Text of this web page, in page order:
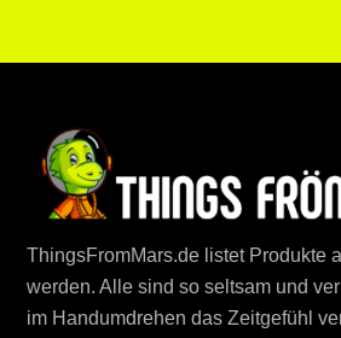
ThingsFromMars.de listet Produkte
werden. Alle sind so seltsam und
im Handumdrehen das Zeitgefühl